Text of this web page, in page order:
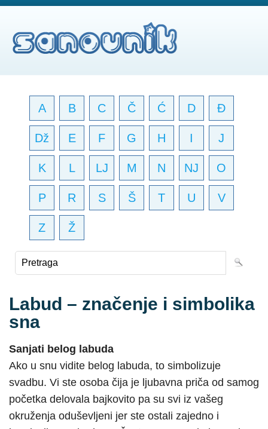
A B C Č Ć D Đ
Dž E F G H I J
K L LJ M N NJ O
P R S Š T U V
Z Ž
Labud – značenje i simbolika
sna
Sanjati belog labuda
Ako u snu vidite belog labuda, to simbolizuje
svadbu. Vi ste osoba čija je ljubavna priča od samog
početka delovala bajkovito pa su svi iz vašeg
okruženja oduševljeni jer ste ostali zajedno i